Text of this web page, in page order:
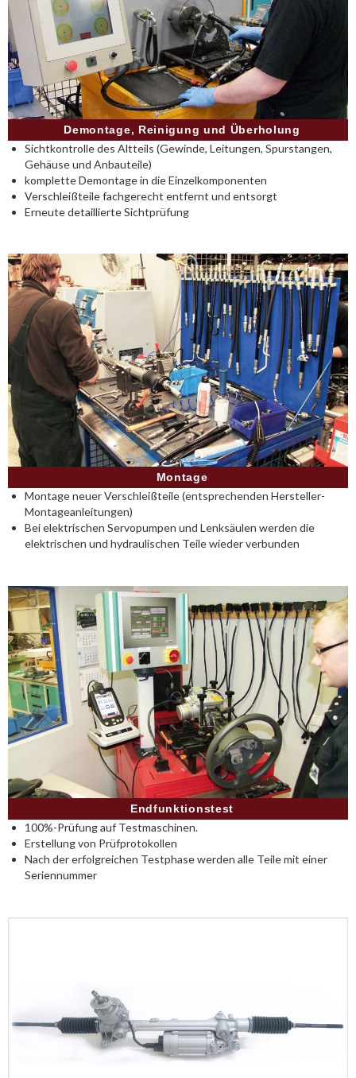
Demontage, Reinigung und Überholung
Sichtkontrolle des Altteils (Gewinde, Leitungen, Spurstangen,
Gehäuse und Anbauteile)
komplette Demontage in die Einzelkomponenten
Verschleißteile fachgerecht entfernt und entsorgt
Erneute detaillierte Sichtprüfung
Montage
Montage neuer Verschleißteile (entsprechenden Hersteller-
Montageanleitungen)
Bei elektrischen Servopumpen und Lenksäulen werden die
elektrischen und hydraulischen Teile wieder verbunden
Endfunktionstest
100%-Prüfung auf Testmaschinen.
Erstellung von Prüfprotokollen
Nach der erfolgreichen Testphase werden alle Teile mit einer
Seriennummer